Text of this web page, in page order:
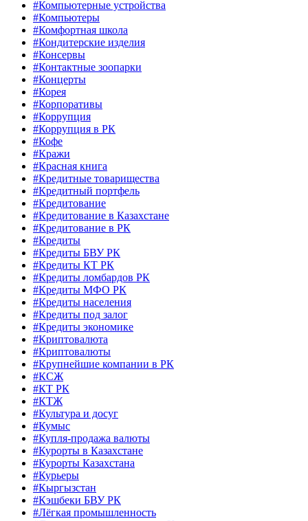
#Компьютерные устройства
#Компьютеры
#Комфортная школа
#Кондитерские изделия
#Консервы
#Контактные зоопарки
#Концерты
#Корея
#Корпоративы
#Коррупция
#Коррупция в РК
#Кофе
#Кражи
#Красная книга
#Кредитные товарищества
#Кредитный портфель
#Кредитование
#Кредитование в Казахстане
#Кредитование в РК
#Кредиты
#Кредиты БВУ РК
#Кредиты КТ РК
#Кредиты ломбардов РК
#Кредиты МФО РК
#Кредиты населения
#Кредиты под залог
#Кредиты экономике
#Криптовалюта
#Криптовалюты
#Крупнейшие компании в РК
#КСЖ
#КТ РК
#КТЖ
#Культура и досуг
#Кумыс
#Купля-продажа валюты
#Курорты в Казахстане
#Курорты Казахстана
#Курьеры
#Кыргызстан
#Кэшбеки БВУ РК
#Лёгкая промышленность